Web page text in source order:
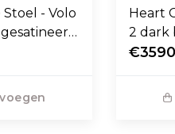
- Volo
Heart
2 dark
stalen
€3590